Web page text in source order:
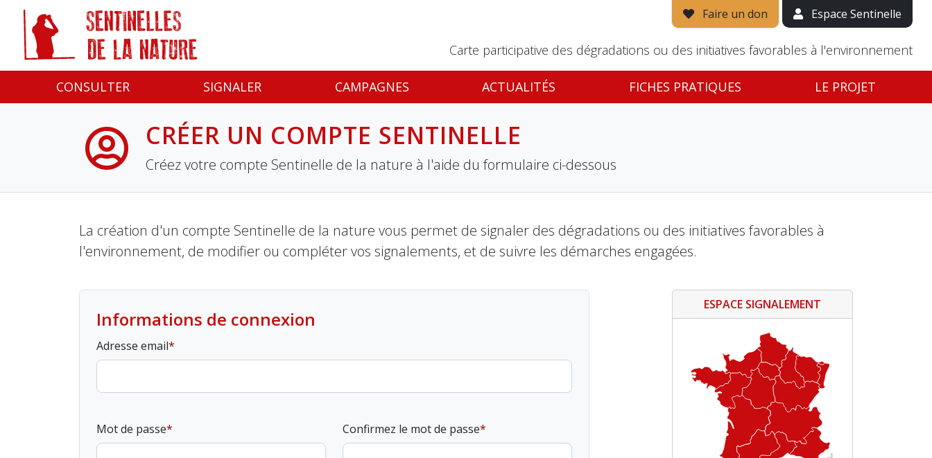
Faire un don Espace Sentinelle
Carte participative des dégradations ou des initiatives favorables à l'environnement
CONSULTER SIGNALER CAMPAGNES ACTUALITÉS FICHES PRATIQUES LE PROJET
CRÉER UN COMPTE SENTINELLE
Créez votre compte Sentinelle de la nature à l'aide du formulaire ci-dessous
La création d'un compte Sentinelle de la nature vous permet de signaler des dégradations ou des initiatives favorables à
l'environnement, de modifier ou compléter vos signalements, et de suivre les démarches engagées.
Informations de connexion
Adresse email
Mot de passe Confirmez le mot de passe
ESPACE SIGNALEMENT
Panneau de gestion des cookies